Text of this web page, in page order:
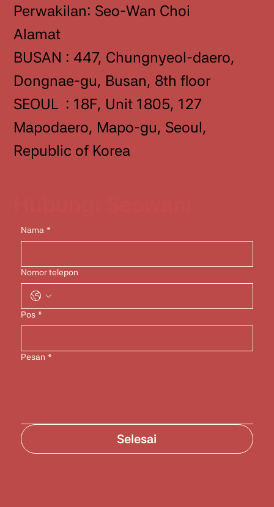
Perwakilan: Seo-Wan Choi
Alamat
BUSAN : 447, Chungnyeol-daero,
Dongnae-gu, Busan, 8th floor
SEOUL : 18F, Unit 1805, 127
Mapodaero, Mapo-gu, Seoul,
Republic of Korea
Nama *
Nomor telepon
Pos *
Pesan *
Selesai